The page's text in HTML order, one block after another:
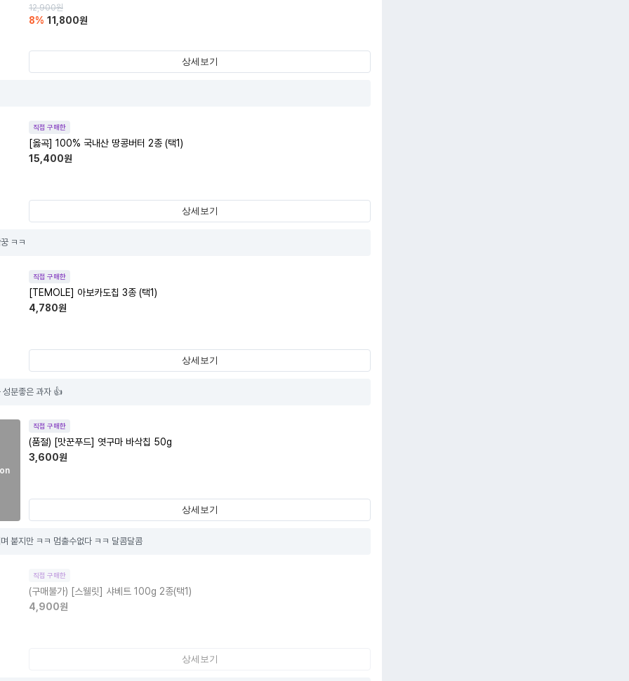
12,900원
8% 11,800원
상세보기
직접 구매한
[옳곡] 100% 국내산 땅콩버터 2종 (택1)
15,400원
상세보기
ㅋㅋ
직접 구매한
[TEMOLE] 아보카도칩 3종 (택1)
4,780원
상세보기
성분좋은 과자 👍
직접 구매한
(품절) [맛꾼푸드] 엿구마 바삭칩 50g
3,600원
상세보기
붙지만 ㅋㅋ 멈출수없다 ㅋㅋ 달콤달콤
직접 구매한
(구매불가) [스웰릿] 샤베트 100g 2종(택1)
4,900원
상세보기